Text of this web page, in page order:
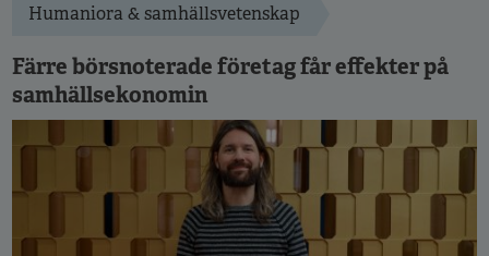
Humaniora & samhällsvetenskap
Färre börsnoterade företag får effekter på
samhällsekonomin